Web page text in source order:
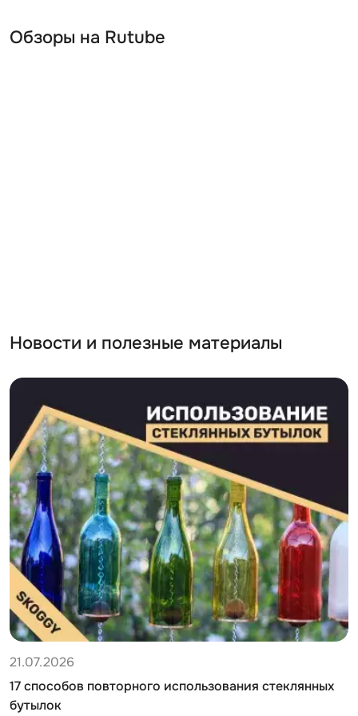
Обзоры на Rutube
Новости и полезные материалы
21.07.2026
17 способов повторного использования стеклянных
бутылок